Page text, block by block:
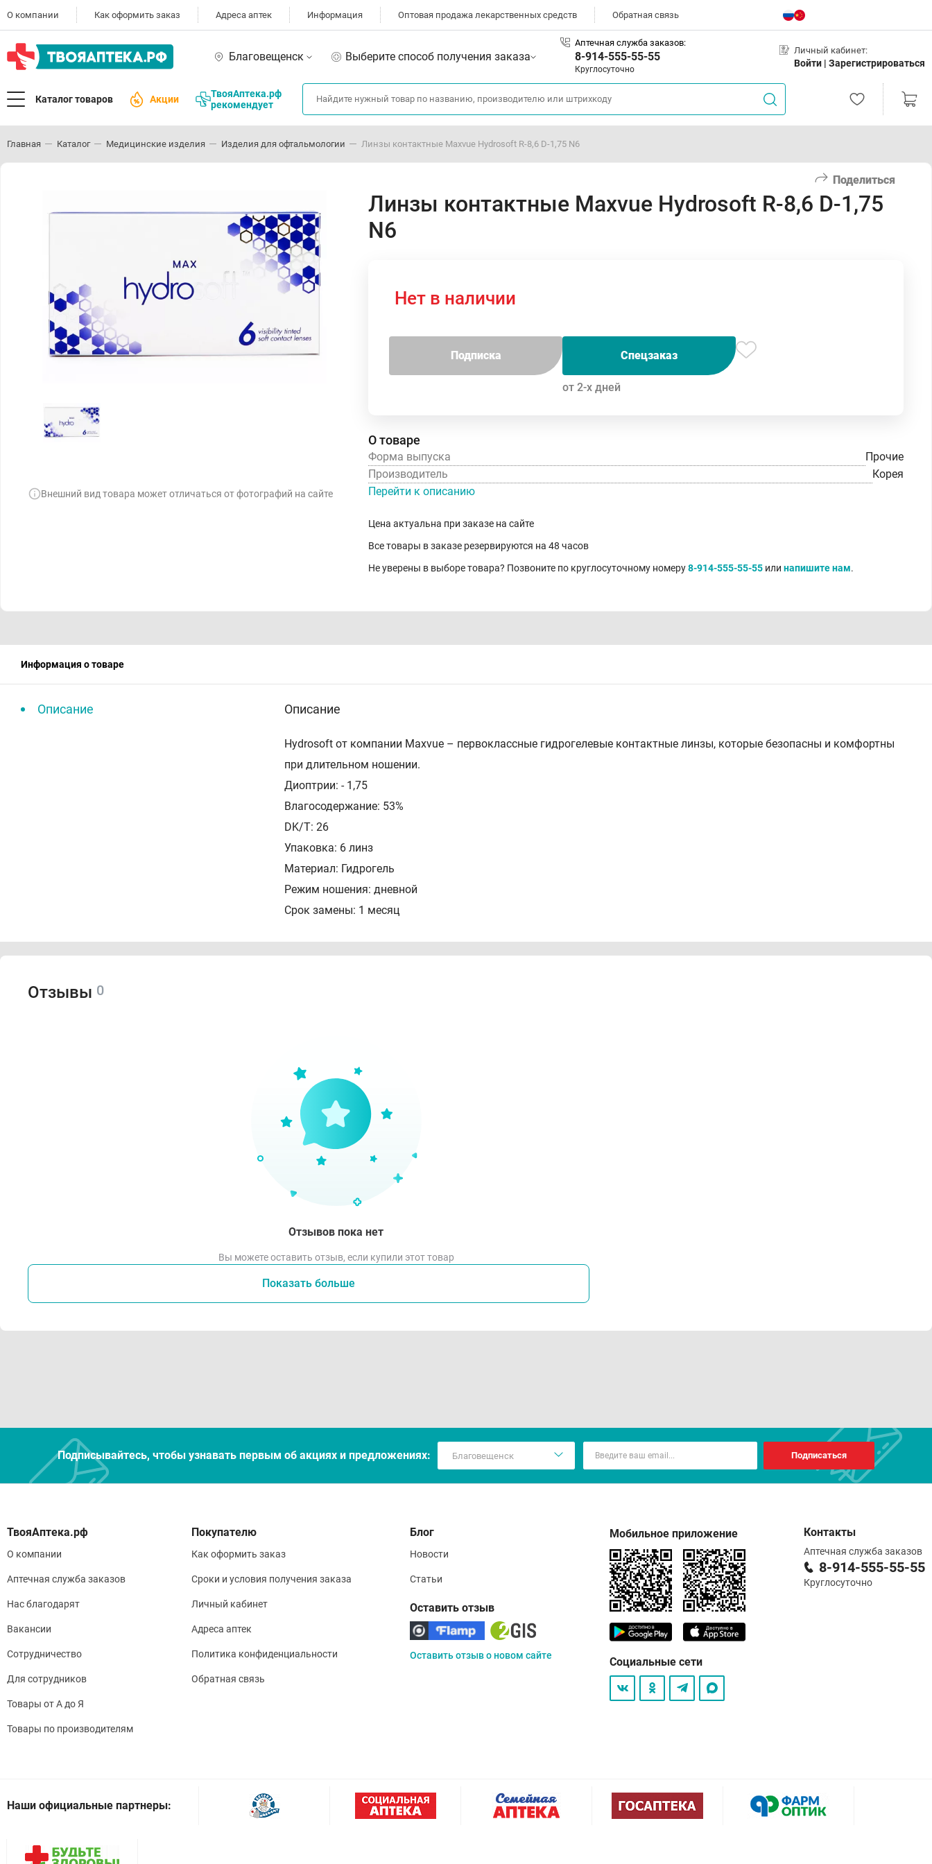
О компании Как оформить заказ Адреса аптек Информация Оптовая продажа лекарственных средств Обратная связь
Благовещенск Выберите способ получения заказа
Аптечная служба заказов:
8-914-555-55-55
Круглосуточно
Личный кабинет:
Войти | Зарегистрироваться
Каталог товаров Акции
ТвояАптека.рф
рекомендует
Главная Каталог Медицинские изделия Изделия для офтальмологии Линзы контактные Maxvue Hydrosoft R-8,6 D-1,75 N6
Поделиться
Внешний вид товара может отличаться от фотографий на сайте
Линзы контактные Maxvue Hydrosoft R-8,6 D-1,75
N6
Нет в наличии
Подписка Спецзаказ
от 2-х дней
О товаре
Форма выпуска
Прочие
Производитель
Корея
Перейти к описанию
Цена актуальна при заказе на сайте
Все товары в заказе резервируются на 48 часов
Не уверены в выборе товара? Позвоните по круглосуточному номеру8-914-555-55-55 или напишите нам.
Информация о товаре
Описание Описание
Hydrosoft от компании Maxvue – первоклассные гидрогелевые контактные линзы, которые безопасны и комфортны
при длительном ношении.
Диоптрии: - 1,75
Влагосодержание: 53%
DK/T: 26
Упаковка: 6 линз
Материал: Гидрогель
Режим ношения: дневной
Срок замены: 1 месяц
Отзывы 0
Отзывов пока нет
Вы можете оставить отзыв, если купили этот товар
Показать больше
Подписывайтесь, чтобы узнавать первым об акцияx и предложениях: Подписаться
О компании
Аптечная служба заказов
Нас благодарят
Вакансии
Сотрудничество
Для сотрудников
Товары от А до Я
Товары по производителям
Покупателю
Как оформить заказ
Сроки и условия получения заказа
Личный кабинет
Адреса аптек
Политика конфиденциальности
Обратная связь
Блог
Новости
Статьи
Оставить отзыв
Оставить отзыв о новом сайте
Мобильное приложение
Социальные сети
Контакты
Аптечная служба заказов
8-914-555-55-55
Круглосуточно
Наши официальные партнеры: